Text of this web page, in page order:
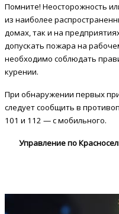
Помните! Неосторожность
из наиболее
домах, так и на
допускать пожара на
необходимо соблюдать
курении.
При обнаружении первых
следует сообщить в
101 и 112 — с мобильного.
Управление по